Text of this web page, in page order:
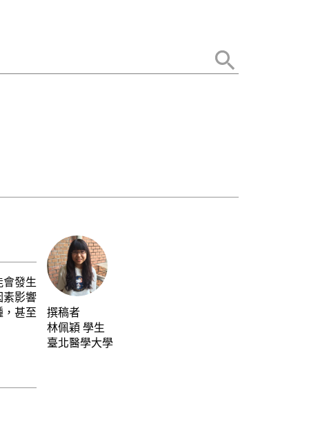
發生
影響
甚至
撰稿者
林佩穎 學生
臺北醫學大學